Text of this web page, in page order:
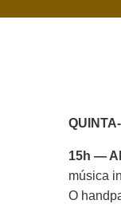
15h —
música
O